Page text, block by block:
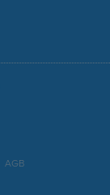
AGB